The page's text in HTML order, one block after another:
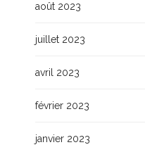
août 2023
juillet 2023
avril 2023
février 2023
janvier 2023